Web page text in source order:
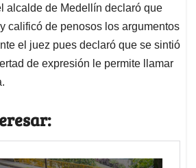
alcalde de Medellín declaró que
calificó de penosos los argumentos
el juez pues declaró que se sintió
de expresión le permite llamar